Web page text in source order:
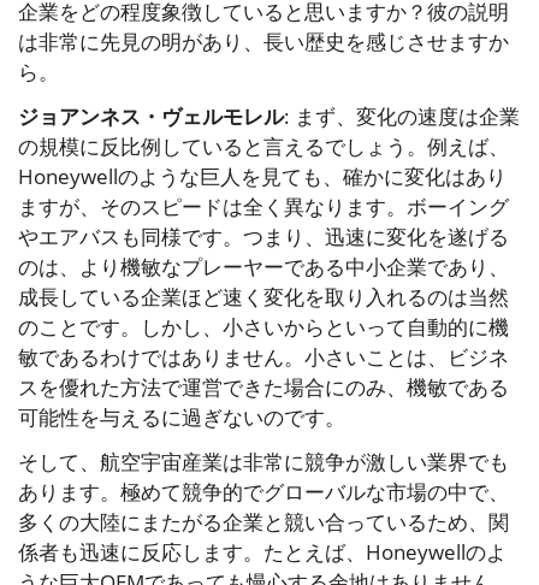
企業をどの程度象徴していると思いますか？彼の説明
は非常に先見の明があり、長い歴史を感じさせますか
ら。
ジョアンネス・ヴェルモレル: まず、変化の速度は企業
の規模に反比例していると言えるでしょう。例えば、
Honeywellのような巨人を見ても、確かに変化はあり
ますが、そのスピードは全く異なります。ボーイング
やエアバスも同様です。つまり、迅速に変化を遂げる
のは、より機敏なプレーヤーである中小企業であり、
成長している企業ほど速く変化を取り入れるのは当然
のことです。しかし、小さいからといって自動的に機
敏であるわけではありません。小さいことは、ビジネ
スを優れた方法で運営できた場合にのみ、機敏である
可能性を与えるに過ぎないのです。
そして、航空宇宙産業は非常に競争が激しい業界でも
あります。極めて競争的でグローバルな市場の中で、
多くの大陸にまたがる企業と競い合っているため、関
係者も迅速に反応します。たとえば、Honeywellのよ